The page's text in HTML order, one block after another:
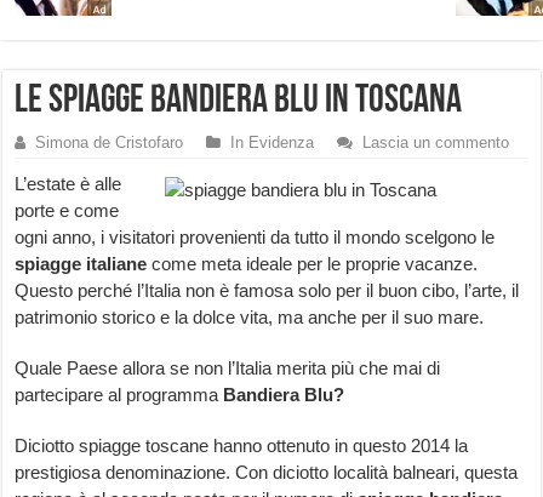
Le spiagge bandiera blu in Toscana
Simona de Cristofaro In Evidenza Lascia un commento
L’estate è alle
porte e come
ogni anno, i visitatori provenienti da tutto il mondo scelgono le
spiagge italiane come meta ideale per le proprie vacanze.
Questo perché l’Italia non è famosa solo per il buon cibo, l’arte, il
patrimonio storico e la dolce vita, ma anche per il suo mare.
Quale Paese allora se non l’Italia merita più che mai di
partecipare al programma Bandiera Blu?
Diciotto spiagge toscane hanno ottenuto in questo 2014 la
prestigiosa denominazione. Con diciotto località balneari, questa